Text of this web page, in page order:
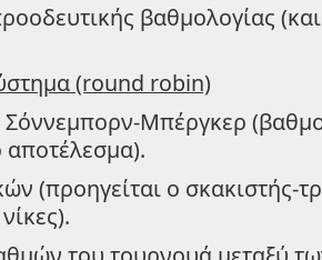
βαθμολογίας
(round robin)
Μπέργκερ
αποτέλεσμα).
(προηγείται ο σκακιστής-